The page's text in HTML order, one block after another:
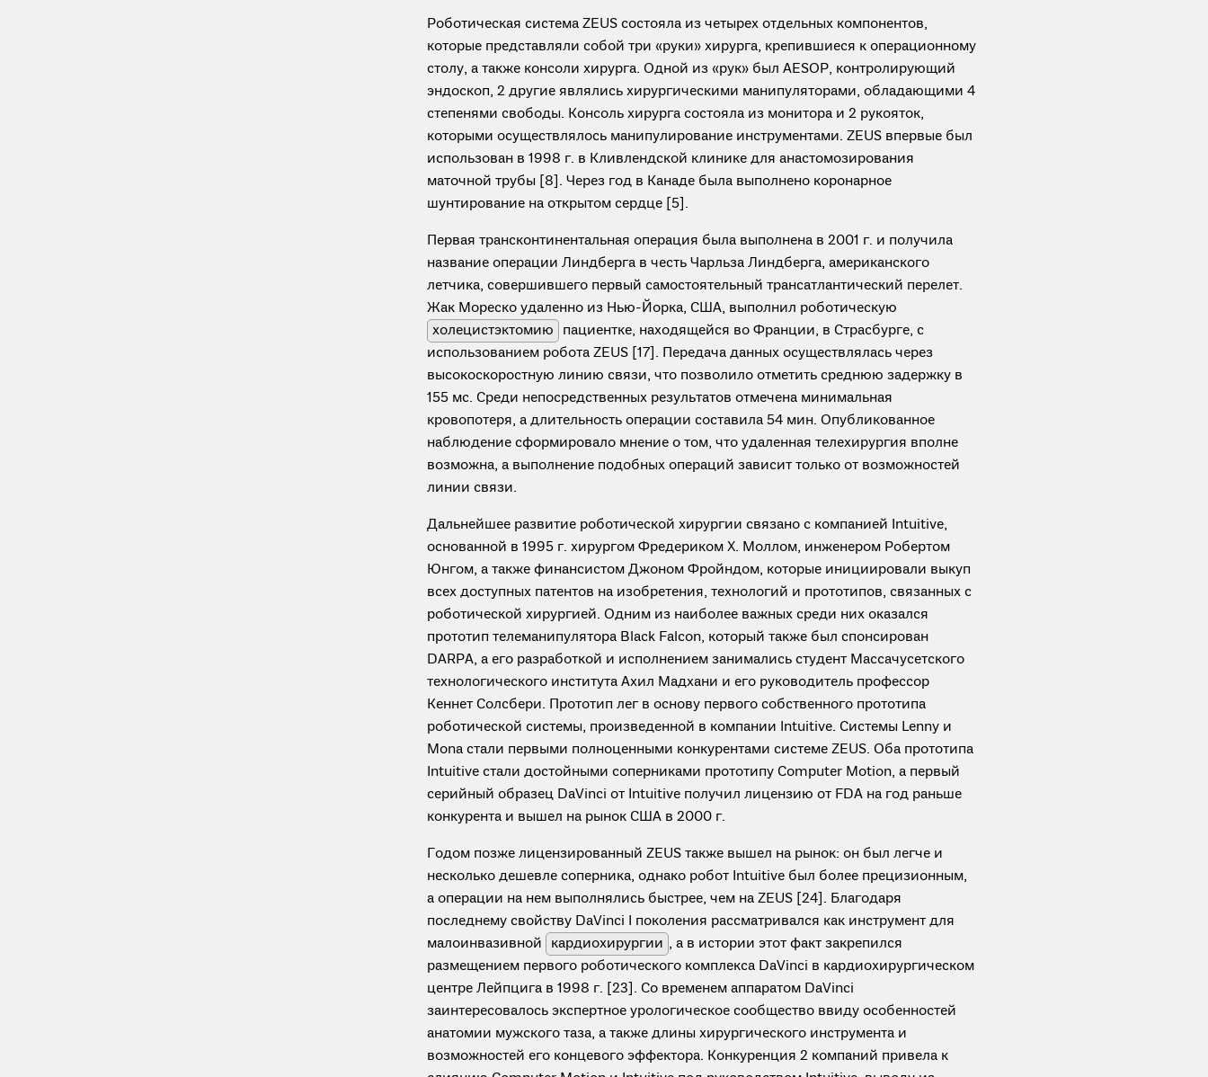
Роботическая система ZEUS состояла из четырех отдельных компонентов,
которые представляли собой три «руки» хирурга, крепившиеся к операционному
столу, а также консоли хирурга. Одной из «рук» был AESOP, контролирующий
эндоскоп, 2 другие являлись хирургическими манипуляторами, обладающими 4
степенями свободы. Консоль хирурга состояла из монитора и 2 рукояток,
которыми осуществлялось манипулирование инструментами. ZEUS впервые был
использован в 1998 г. в Кливлендской клинике для анастомозирования
маточной трубы [8]. Через год в Канаде была выполнено коронарное
шунтирование на открытом сердце [5].
Первая трансконтинентальная операция была выполнена в 2001 г. и получила
название операции Линдберга в честь Чарльза Линдберга, американского
летчика, совершившего первый самостоятельный трансатлантический перелет.
Жак Мореско удаленно из Нью-Йорка, США, выполнил роботическую
холецистэктомию пациентке, находящейся во Франции, в Страсбурге, с
использованием робота ZEUS [17]. Передача данных осуществлялась через
высокоскоростную линию связи, что позволило отметить среднюю задержку в
155 мс. Среди непосредственных результатов отмечена минимальная
кровопотеря, а длительность операции составила 54 мин. Опубликованное
наблюдение сформировало мнение о том, что удаленная телехирургия вполне
возможна, а выполнение подобных операций зависит только от возможностей
линии связи.
Дальнейшее развитие роботической хирургии связано с компанией Intuitive,
основанной в 1995 г. хирургом Фредериком Х. Моллом, инженером Робертом
Юнгом, а также финансистом Джоном Фройндом, которые инициировали выкуп
всех доступных патентов на изобретения, технологий и прототипов, связанных с
роботической хирургией. Одним из наиболее важных среди них оказался
прототип телеманипулятора Black Falcon, который также был спонсирован
DARPA, а его разработкой и исполнением занимались студент Массачусетского
технологического института Ахил Мадхани и его руководитель профессор
Кеннет Солсбери. Прототип лег в основу первого собственного прототипа
роботической системы, произведенной в компании Intuitive. Системы Lenny и
Mona стали первыми полноценными конкурентами системе ZEUS. Оба прототипа
Intuitive стали достойными соперниками прототипу Computer Motion, а первый
серийный образец DaVinci от Intuitive получил лицензию от FDA на год раньше
конкурента и вышел на рынок США в 2000 г.
Годом позже лицензированный ZEUS также вышел на рынок: он был легче и
несколько дешевле соперника, однако робот Intuitive был более прецизионным,
а операции на нем выполнялись быстрее, чем на ZEUS [24]. Благодаря
последнему свойству DaVinci I поколения рассматривался как инструмент для
малоинвазивной кардиохирургии , а в истории этот факт закрепился
размещением первого роботического комплекса DaVinci в кардиохирургическом
центре Лейпцига в 1998 г. [23]. Со временем аппаратом DaVinci
заинтересовалось экспертное урологическое сообщество ввиду особенностей
анатомии мужского таза, а также длины хирургического инструмента и
возможностей его концевого эффектора. Конкуренция 2 компаний привела к